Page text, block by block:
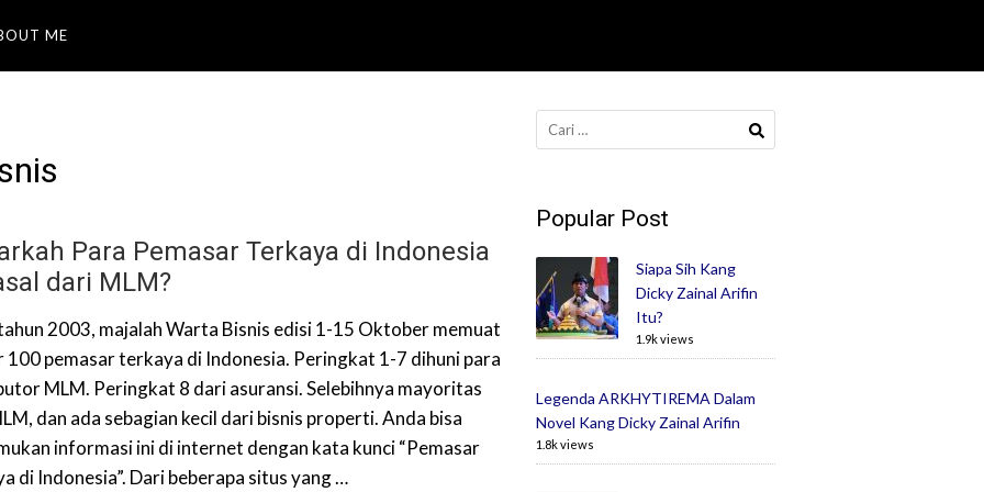
ME
Para Pemasar Terkaya di Indonesia
dari MLM?
2003, majalah Warta Bisnis edisi 1-15 Oktober memuat
pemasar terkaya di Indonesia. Peringkat 1-7 dihuni para
MLM. Peringkat 8 dari asuransi. Selebihnya mayoritas
dan ada sebagian kecil dari bisnis properti. Anda bisa
informasi ini di internet dengan kata kunci “Pemasar
di Indonesia”. Dari beberapa situs yang …
Cari
untuk:
Popular Post
Siapa Sih Kang
Dicky Zainal Arifin
Itu?
1.9k views
Legenda ARKHYTIREMA Dalam
Novel Kang Dicky Zainal Arifin
1.8k views